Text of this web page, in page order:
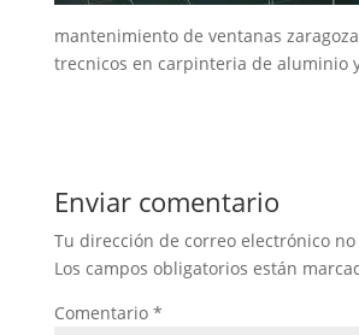
mantenimiento de ventanas
trecnicos en carpinteria de aluminio
Enviar comentario
Tu dirección de correo electrónico
Los campos obligatorios están
Comentario *